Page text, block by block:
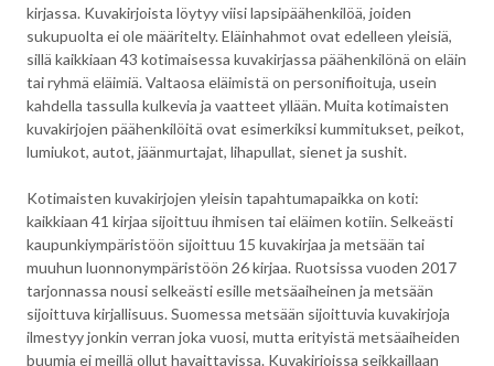
kirjassa. Kuvakirjoista löytyy viisi lapsipäähenkilöä, joiden
sukupuolta ei ole määritelty. Eläinhahmot ovat edelleen yleisiä,
sillä kaikkiaan 43 kotimaisessa kuvakirjassa päähenkilönä on eläin
tai ryhmä eläimiä. Valtaosa eläimistä on personifioituja, usein
kahdella tassulla kulkevia ja vaatteet yllään. Muita kotimaisten
kuvakirjojen päähenkilöitä ovat esimerkiksi kummitukset, peikot,
lumiukot, autot, jäänmurtajat, lihapullat, sienet ja sushit.
Kotimaisten kuvakirjojen yleisin tapahtumapaikka on koti:
kaikkiaan 41 kirjaa sijoittuu ihmisen tai eläimen kotiin. Selkeästi
kaupunkiympäristöön sijoittuu 15 kuvakirjaa ja metsään tai
muuhun luonnonympäristöön 26 kirjaa. Ruotsissa vuoden 2017
tarjonnassa nousi selkeästi esille metsäaiheinen ja metsään
sijoittuva kirjallisuus. Suomessa metsään sijoittuvia kuvakirjoja
ilmestyy jonkin verran joka vuosi, mutta erityistä metsäaiheiden
buumia ei meillä ollut havaittavissa. Kuvakirjoissa seikkaillaan